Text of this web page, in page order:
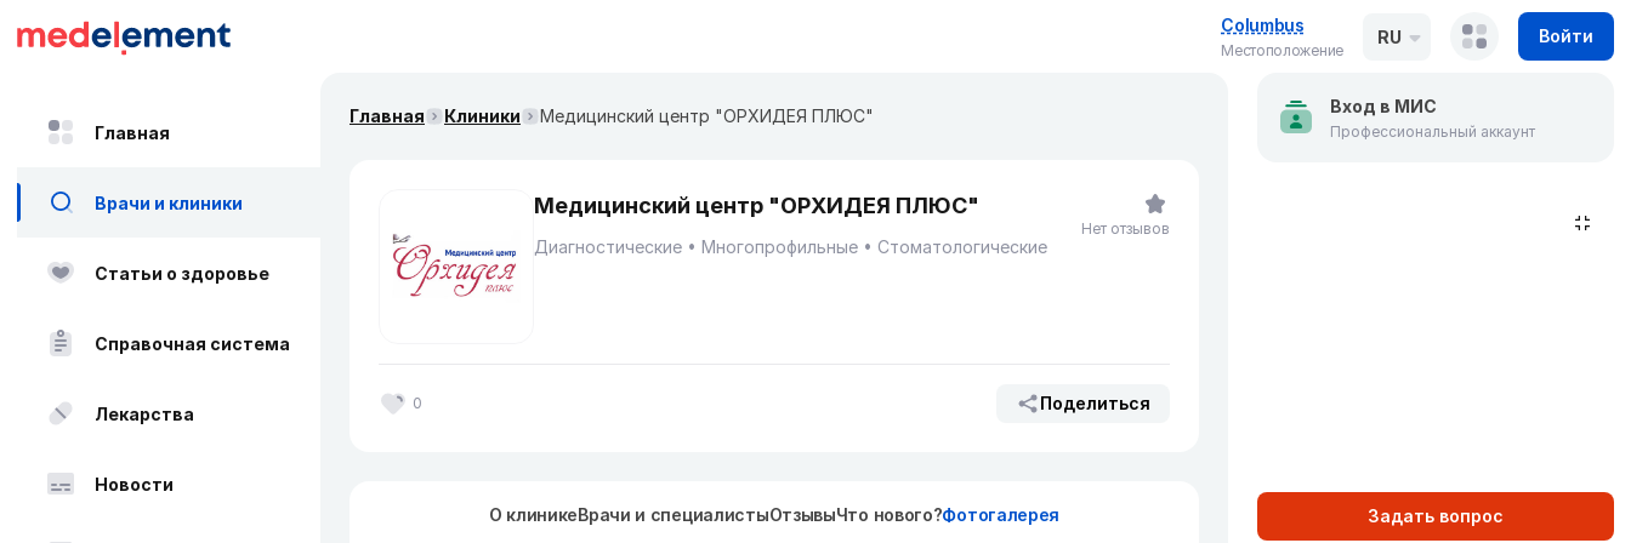
Columbus
Местоположение
RU Войти
Главная
Врачи и клиники
Статьи о здоровье
Справочная система
Лекарства
Новости
Главная Клиники Медицинский центр "ОРХИДЕЯ ПЛЮС"
Медицинский центр "ОРХИДЕЯ ПЛЮС"
Диагностические Многопрофильные Стоматологические
0 Поделиться
Нет отзывов
О клиникеВрачи и специалистыОтзывыЧто нового?Фотогалерея
Вход в МИС
Профессиональный аккаунт
Задать вопрос